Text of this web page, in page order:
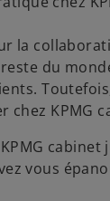
la
du
chez KPMG
cabinet
vous